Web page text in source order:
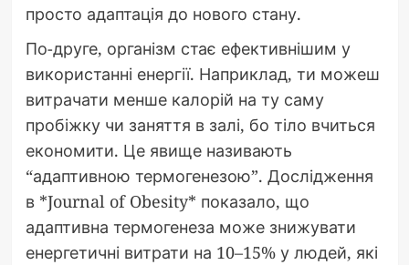
просто адаптація до нового стану.
По-друге, організм стає ефективнішим у
використанні енергії. Наприклад, ти можеш
витрачати менше калорій на ту саму
пробіжку чи заняття в залі, бо тіло вчиться
економити. Це явище називають
“адаптивною термогенезою”. Дослідження
в *Journal of Obesity* показало, що
адаптивна термогенеза може знижувати
енергетичні витрати на 10–15% у людей, які